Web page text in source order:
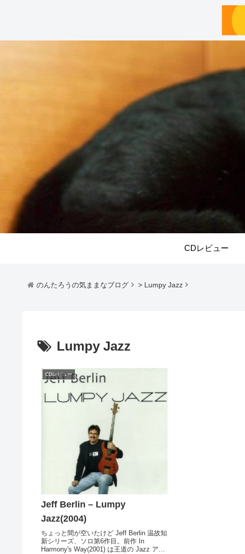
CDレビュー
のんたろうの気ままなブログ > Lumpy Jazz
Lumpy Jazz
CDレビュー
Jeff Berlin – Lumpy
Jazz(2004)
ちょっと間が空いたけど Jeff Berlin 温故知
新シリーズ、ソロ第6作目。前作 In
Harmony's Way(2001) は王道の Jazz アル